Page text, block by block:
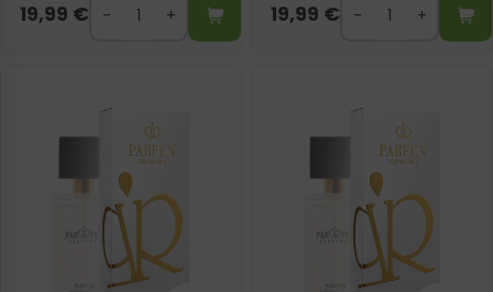
19,99 € 19,99 €